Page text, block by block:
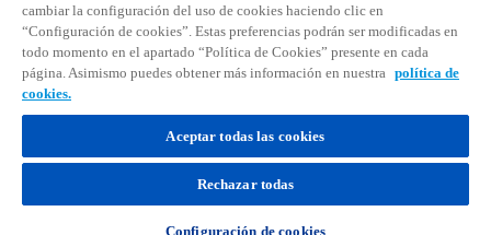
s
e
b
e
s
e
b
r
e
e
s
e
b
r
e
e
s
e
b
r
e
s
e
b
e
s
e
a
b
e
Aviso legal Privacidad Política de cookies
© 2026 KPMG, S.A., sociedad anónima española y firma miembro de la
organización global de KPMG de firmas miembro independientes
afiliadas a KPMG International Limited, sociedad inglesa limitada por
garantía. Todos los derechos reservados. Para más detalles sobre la
estructura de la organización global de KPMG, por favor
https://kpmg.com/governance.
cambiar la configuración del uso de cookies haciendo clic en
“Configuración de cookies”. Estas preferencias podrán ser modificadas en
todo momento en el apartado “Política de Cookies” presente en cada
página. Asimismo puedes obtener más información en nuestra política de
cookies.
Aceptar todas las cookies
Rechazar todas
Configuración de cookies